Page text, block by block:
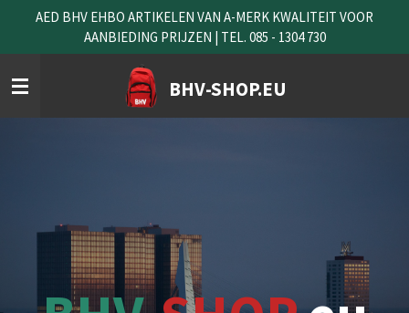
naar
de
hoofdinhoud
BHV-SHOP.EU
AED BHV EHBO ARTIKELEN VAN A-MERK KWALITEIT VOOR
AANBIEDING PRIJZEN | TEL. 085 - 1304 730